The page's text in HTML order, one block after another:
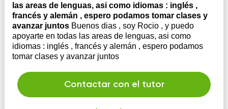
las areas de lenguas, asi como idiomas : inglés ,
francés y alemán , espero podamos tomar clases y
avanzar juntos Buenos dias , soy Rocio , y puedo
apoyarte en todas las areas de lenguas, asi como
idiomas : inglés , francés y alemán , espero podamos
tomar clases y avanzar juntos
Contactar con el tutor